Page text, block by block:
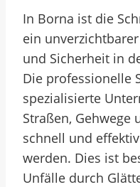
In Borna ist die
ein
und Sicherheit in
Die professionelle
spezialisierte
Straßen, Gehwege
schnell und
werden. Dies ist
Unfälle durch